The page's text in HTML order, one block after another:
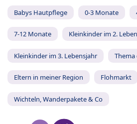
Babys Hautpflege 0-3 Monate
7-12 Monate Kleinkinder im 2.
Kleinkinder im 3. Lebensjahr
Eltern in meiner Region Flohmarkt
Wichteln, Wanderpakete & Co